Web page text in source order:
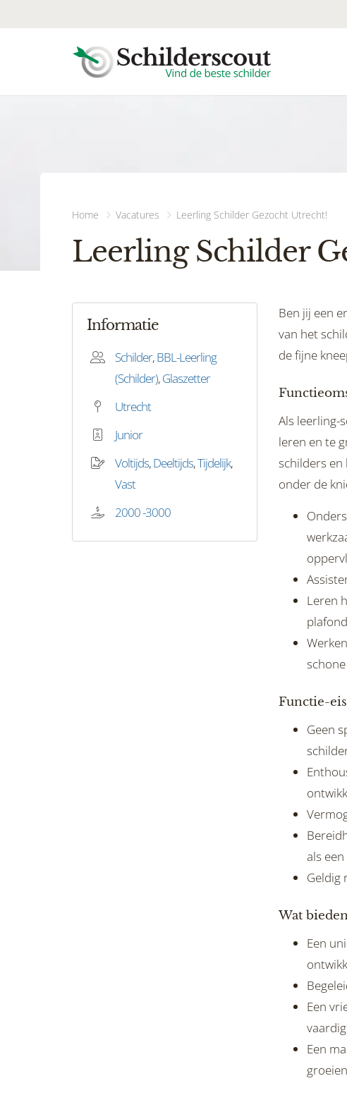
Home Vacatures Leerling Schilder Gezocht Utrecht!
Leerling Schilder
Informatie
Schilder,BBL-Leerling
(Schilder),Glaszetter
Utrecht
Junior
Voltijds,Deeltijds,Tijdelijk,
Vast
2000 -3000
Ben jij een
van het
de fijne
Als leerling-
leren en te
schilders en
onder de
Leren
Functie-
Geen
als
Geldig
Wat
Een
Een
Een